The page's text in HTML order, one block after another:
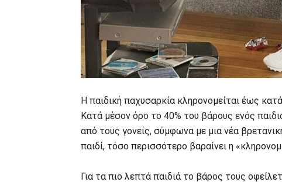
Η παιδική παχυσαρκία κληρονομείται έως
Κατά μέσον όρο το 40% του βάρους ενός
από τους γονείς, σύμφωνα με μια νέα
παιδί, τόσο περισσότερο βαραίνει η
Για τα πιο λεπτά παιδιά το βάρος τους